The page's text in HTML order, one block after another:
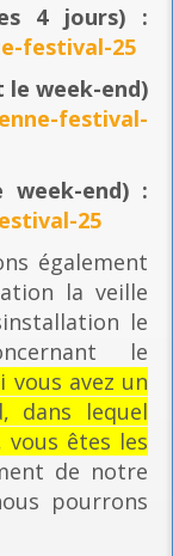
4 jours) :
festival-25
le week-end)
festival-
week-end) :
25
également
la veille
le
le
vous avez un
dans lequel
êtes les
de notre
pourrons